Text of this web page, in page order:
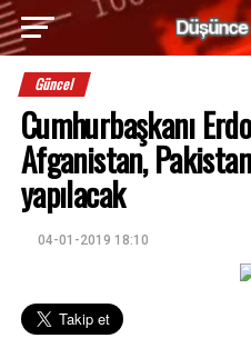
Güncel
Cumhurbaşkanı
Afganistan,
yapılacak
04-01-2019 18:10